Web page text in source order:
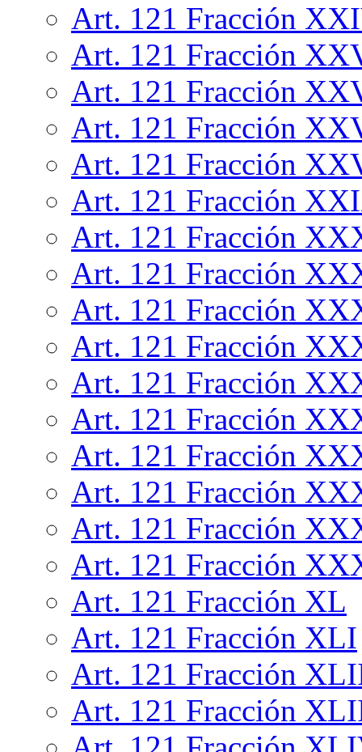
Art. 121 Fracción
Art. 121 Fracción
Art. 121 Fracción
Art. 121 Fracción
Art. 121 Fracción
Art. 121 Fracción
Art. 121 Fracción
Art. 121 Fracción
Art. 121 Fracción
Art. 121 Fracción
Art. 121 Fracción
Art. 121 Fracción
Art. 121 Fracción
Art. 121 Fracción
Art. 121 Fracción
Art. 121 Fracción
Art. 121 Fracción XL
Art. 121 Fracción XLI
Art. 121 Fracción
Art. 121 Fracción